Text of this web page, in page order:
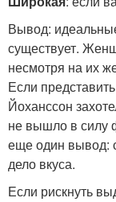
Вывод:
существует.
несмотря на их
Если
Йоханссон
не вышло в силу
еще один вывод:
дело вкуса.
Если рискнуть